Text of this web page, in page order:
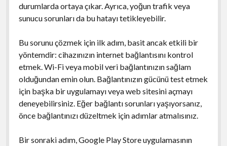
durumlarda ortaya çıkar. Ayrıca, yoğun trafik veya
sunucu sorunları da bu hatayı tetikleyebilir.
Bu sorunu çözmek için ilk adım, basit ancak etkili bir
yöntemdir: cihazınızın internet bağlantısını kontrol
etmek. Wi-Fi veya mobil veri bağlantınızın sağlam
olduğundan emin olun. Bağlantınızın gücünü test etmek
için başka bir uygulamayı veya web sitesini açmayı
deneyebilirsiniz. Eğer bağlantı sorunları yaşıyorsanız,
önce bağlantınızı düzeltmek için adımlar atmalısınız.
Bir sonraki adım, Google Play Store uygulamasının